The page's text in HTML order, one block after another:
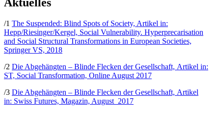
/1 The Suspended: Blind Spots of Society, Artikel in:
Hepp/Riesinger/Kergel, Social Vulnerability. Hyperprecarisation
and Social Structural Transformations in European Societies,
Springer VS, 2018
/2 Die Abgehängten – Blinde Flecken der Gesellschaft, Artikel in:
ST, Social Transformation, Online August 2017
/3 Die Abgehängten – Blinde Flecken der Gesellschaft, Artikel
in: Swiss Futures, Magazin, August 2017